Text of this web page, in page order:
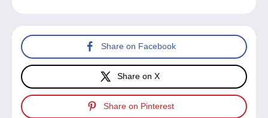
Share on Facebook
Share on X
Share on Pinterest